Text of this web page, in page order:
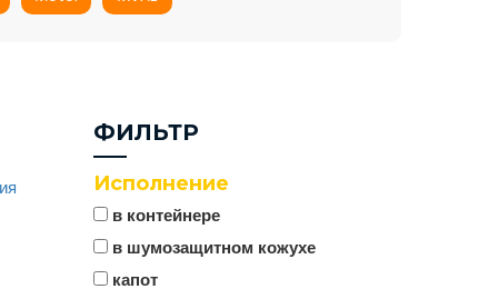
ФИЛЬТР
Исполнение
в контейнере
в шумозащитном кожухе
капот